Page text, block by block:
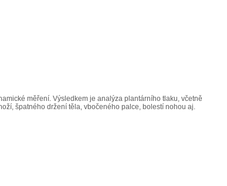
měření. Výsledkem je analýza plantárního tlaku, včetně
špatného držení těla, vbočeného palce, bolestí nohou aj.